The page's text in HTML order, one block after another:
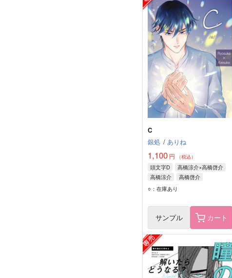
C
銀処 / ありね
1,100 円 （税込）
頭文字D
高橋涼介×高橋啓介
高橋涼介
高橋啓介
○：在庫あり
サンプル カート